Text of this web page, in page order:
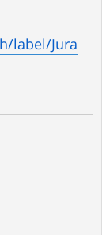
label/Jura